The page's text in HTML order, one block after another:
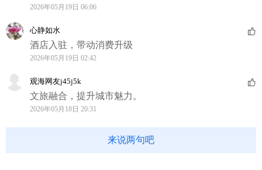
2026年05月19日 06:06
心静如水
酒店入驻，带动消费升级
2026年05月19日 02:42
观海网友j45j5k
文旅融合，提升城市魅力。
2026年05月18日 20:31
来说两句吧